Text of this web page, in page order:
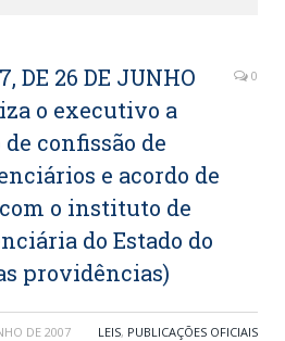
DE 26 DE JUNHO
o executivo a
confissão de
e acordo de
o instituto de
do Estado do
providências)
0
DE 2007 LEIS, PUBLICAÇÕES OFICIAIS